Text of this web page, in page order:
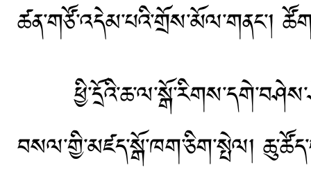
ཚན་གཙོ་འདེམ་པའི་གྲོས་མོལ་གནང་།
བསལ་གྱི་མཛད་སྒོ་ཁག་ཅིག་སྤེལ།